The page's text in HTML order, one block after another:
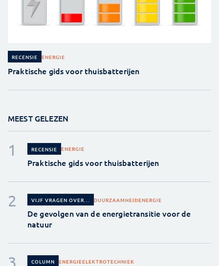
RECENSIE ENERGIE
Praktische gids voor thuisbatterijen
MEEST GELEZEN
RECENSIE ENERGIE
Praktische gids voor thuisbatterijen
VIJF VRAGEN OVER... DUURZAAMHEIDENERGIE
De gevolgen van de energietransitie voor de
natuur
COLUMN ENERGIEELEKTROTECHNIEK